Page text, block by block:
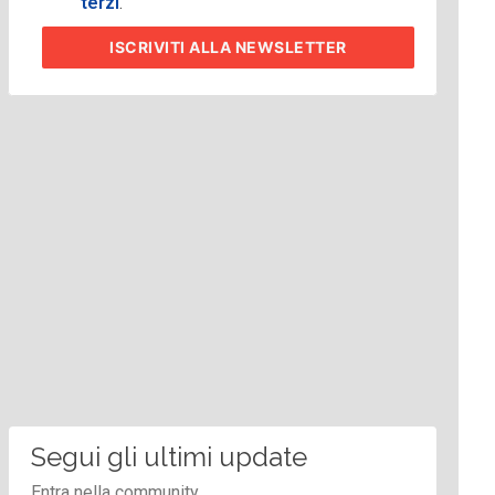
ISCRIVITIALLA NEWSLETTER
Segui gli ultimi update